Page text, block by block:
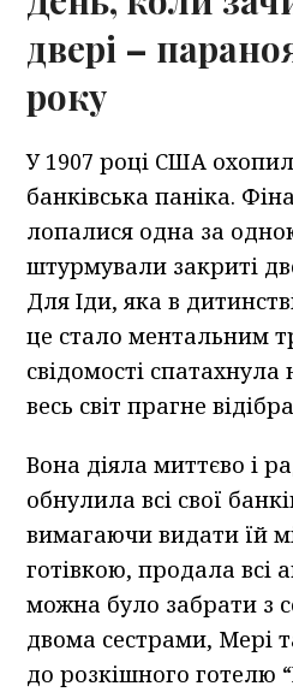
двері –
року
У 1907 році США
банківська паніка.
лопалися одна за
штурмували закриті
Для Іди, яка в
це стало ментальним
свідомості спатахнула
весь світ прагне
Вона діяла миттєво і
обнулила всі свої
вимагаючи видати їй
готівкою, продала всі
можна було забрати з
двома сестрами, Мері
до розкішного готелю